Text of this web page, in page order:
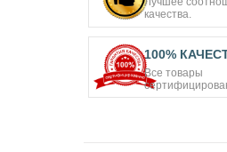
качества.
100%
Все товары